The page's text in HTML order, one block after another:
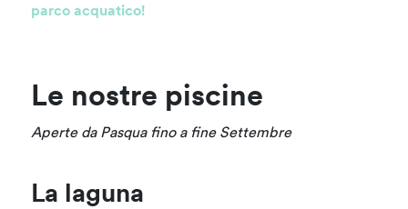
parco acquatico!
Le nostre piscine
Aperte da Pasqua fino a fine Settembre
La laguna